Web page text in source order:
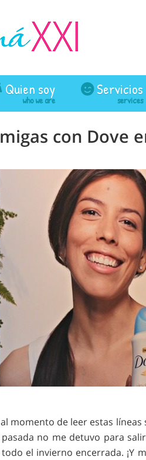
Quien soy Servicios
con Dove
al momento de leer estas
no me detuvo para
el invierno encerrada. ¡Y